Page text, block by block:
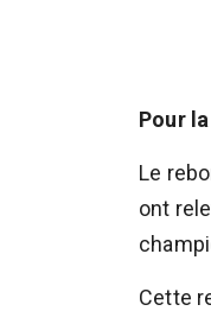
Pour
Le
ont
Cette